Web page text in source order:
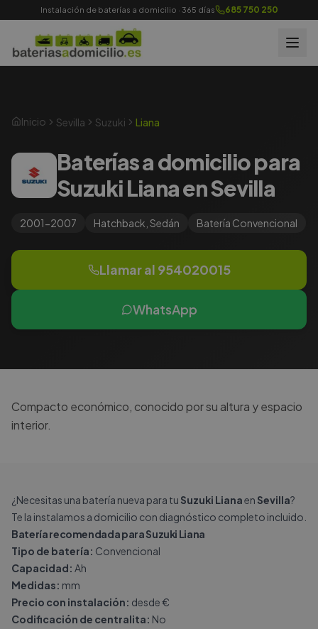
Instalación de baterías a domicilio · 365 días 685 750 250
Inicio Sevilla Suzuki Liana
Baterías a domicilio para
Suzuki Liana en Sevilla
2001-2007 Hatchback, Sedán Batería Convencional
Llamar al 954020015
WhatsApp
Compacto económico, conocido por su altura y espacio
interior.
¿Necesitas una batería nueva para tu Suzuki Lianaen Sevilla?
Te la instalamos a domicilio con diagnóstico completo incluido.
Batería recomendada para Suzuki Liana
Tipo de batería: Convencional
Capacidad: Ah
Medidas: mm
Precio con instalación: desde €
Codificación de centralita: No